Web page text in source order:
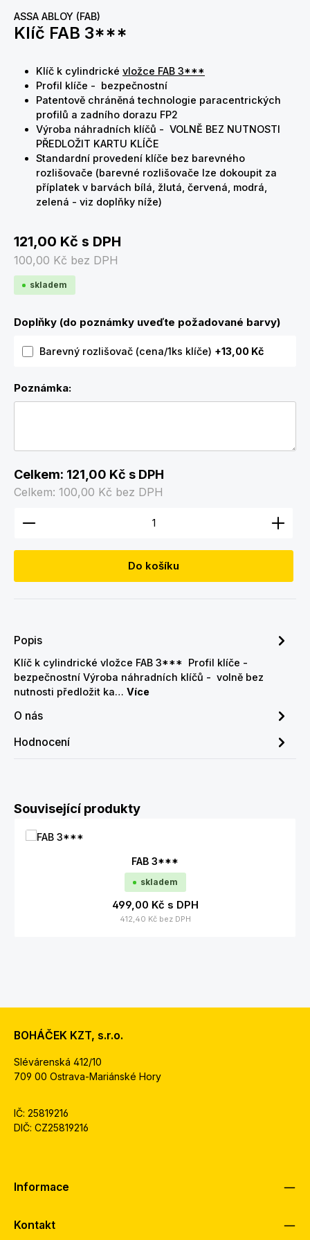
ASSA ABLOY (FAB)
Klíč FAB 3***
Klíč k cylindrické vložce FAB 3***
Profil klíče - bezpečnostní
Patentově chráněná technologie paracentrických
profilů a zadního dorazu FP2
Výroba náhradních klíčů - VOLNĚ BEZ NUTNOSTI
PŘEDLOŽIT KARTU KLÍČE
Standardní provedení klíče bez barevného
rozlišovače (barevné rozlišovače lze dokoupit za
příplatek v barvách bílá, žlutá, červená, modrá,
zelená - viz doplňky níže)
121,00 Kč s DPH
100,00 Kč bez DPH
skladem
Doplňky (do poznámky uveďte požadované barvy)
Barevný rozlišovač (cena/1ks klíče) +13,00 Kč
Poznámka:
Celkem: 121,00 Kč s DPH
Celkem: 100,00 Kč bez DPH
Množství produktu: Zadejte požadované
Do košíku
Popis
Klíč k cylindrické vložce FAB 3*** Profil klíče -
bezpečnostní Výroba náhradních klíčů - volně bez
nutnosti předložit ka… Více
O nás
Hodnocení
Přeskočit galerii produktů
Související produkty
FAB 3***
skladem
499,00 Kč s DPH
412,40 Kč bez DPH
BOHÁČEK KZT, s.r.o.
Slévárenská 412/10
709 00 Ostrava-Mariánské Hory
IČ: 25819216
DIČ: CZ25819216
Informace
Kontakt